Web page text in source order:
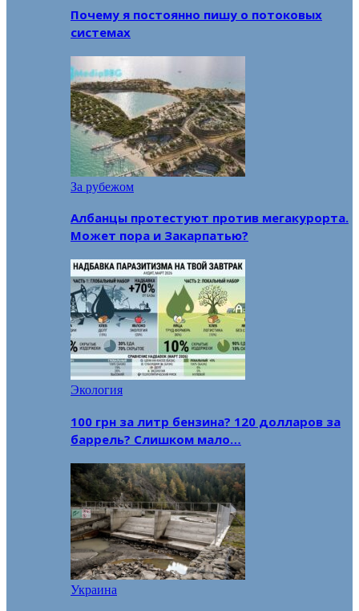
Почему я постоянно пишу о потоковых
системах
За рубежом
Албанцы протестуют против мегакурорта.
Может пора и Закарпатью?
Экология
100 грн за литр бензина? 120 долларов за
баррель? Слишком мало…
Украина